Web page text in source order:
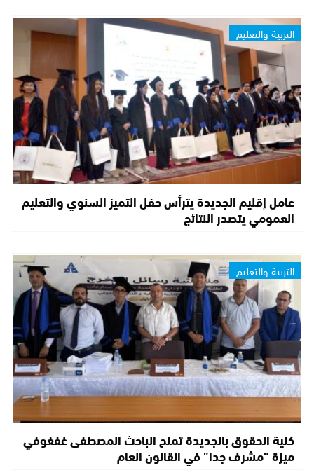
التربية والتعليم
عامل إقليم الجديدة يترأس حفل التميز السنوي والتعليم
العمومي يتصدر النتائج
التربية والتعليم
كلية الحقوق بالجديدة تمنح الباحث المصطفى غفغوفي
ميزة “مشرف جدا” في القانون العام